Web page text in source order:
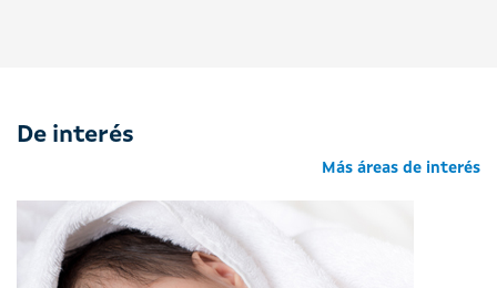
De interés
Más áreas de interés